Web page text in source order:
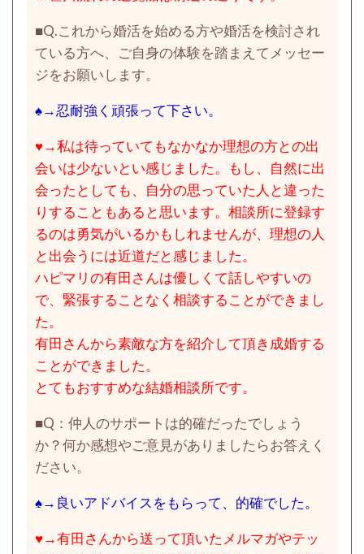
■Q.これから婚活を始める方や婚活を検討され
ている方へ、ご自身の体験を踏まえてメッセー
ジをお願いします。
♠→忍耐強く頑張って下さい。
♥→私は待っていてもなかなか理想の方との出
会いは少ないとい感じました。もし、自然に出
会ったとしても、自分の思っていた人と違った
りすることもあると思います。相談所に登録す
るのは勇気がいるかもしれませんが、理想の人
と出会うには近道だと感じました。
ハピマリの有田さんは優しくて話しやすいの
で、緊張することなく相談することができまし
た。
有田さんから素敵な方を紹介して頂き成婚する
ことができました。
とてもおすすめな結婚相談所です。
■Q：仲人のサポートは的確だったでしょう
か？何か感想やご意見がありましたらお答えく
ださい。
♠→良いアドバイスをもらって、的確でした。
♥→有田さんから送って頂いたメルマガやテッ